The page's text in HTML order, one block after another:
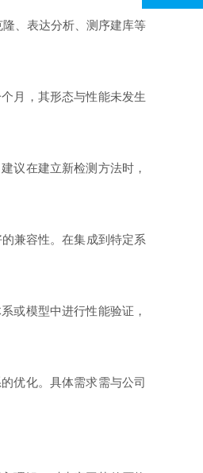
、表达分析、测序建库等
月，其形态与性能未发生
议在建立新检测方法时，
兼容性。在集成到特定系
或模型中进行性能验证，
优化。具体需求需与公司